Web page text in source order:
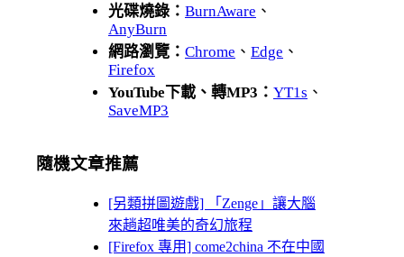
光碟燒錄： BurnAware 、
AnyBurn
網路瀏覽： Chrome 、 Edge 、
Firefox
YouTube下載、轉MP3： YT1s 、
SaveMP3
隨機文章推薦
[另類拼圖遊戲] 「Zenge」讓大腦
來趟超唯美的奇幻旅程
[Firefox 專用] come2china 不在中國